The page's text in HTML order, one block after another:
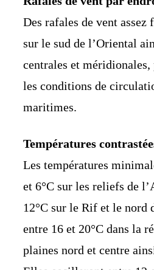
Des rafales de vent assez
sur le sud de l’Oriental
centrales et
les conditions de
maritimes.
Températures
Les températures
et 6°C sur les reliefs de
12°C sur le Rif et le nord
entre 16 et 20°C dans la
plaines nord et centre